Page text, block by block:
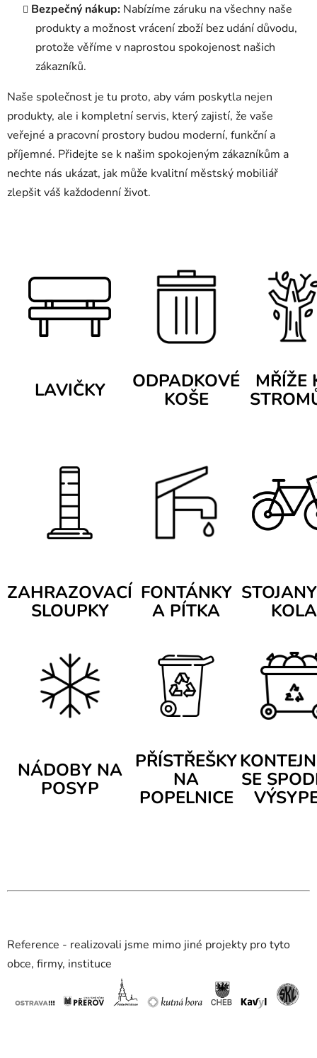
Bezpečný nákup: Nabízíme záruku na všechny naše
produkty a možnost vrácení zboží bez udání důvodu,
protože věříme v naprostou spokojenost našich
zákazníků.
Naše společnost je tu proto, aby vám poskytla nejen
produkty, ale i kompletní servis, který zajistí, že vaše
veřejné a pracovní prostory budou moderní, funkční a
příjemné. Přidejte se k našim spokojeným zákazníkům a
nechte nás ukázat, jak může kvalitní městský mobiliář
zlepšit váš každodenní život.
LAVIČKY
ODPADKOVÉ
KOŠE
MŘÍŽE
ZAHRAZOVACÍ
SLOUPKY
FONTÁNKY
A PÍTKA
KOLA
NÁDOBY NA
POSYP
PŘÍSTŘEŠKY
NA
POPELNICE
SE
Reference - realizovali jsme mimo jiné projekty pro tyto
obce, firmy, instituce